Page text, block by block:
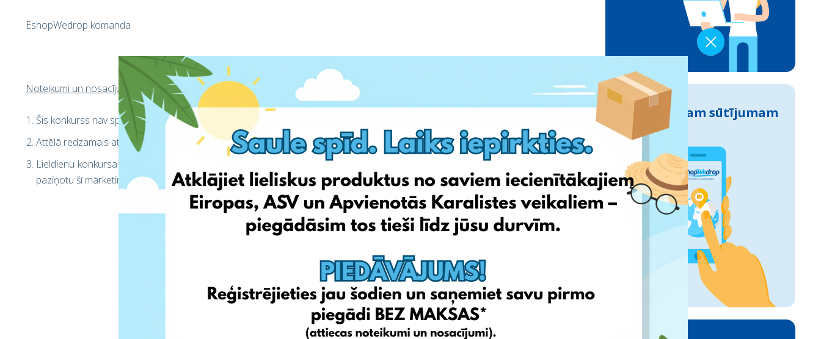
EshopWedrop komanda
Noteikumi un nosacījumi
Šis konkurss nav sponsorēts, atbalstīts, administrēts vai saistīts ar Facebook.
Attēlā redzamais attēls publicēts tikai ilustratīviem nolūkiem. Saņemtā balva var atšķirties no attēlā redzamā.
Lieldienu konkursa uzvarētājs sniedz atļauju EshopWedrop publiskot viņa vārdu, uzvārdu Facebook vietnē, lai publiski
paziņotu šī mārketinga kampaņas uzvarētāju.
Izseko savam sūtījumam